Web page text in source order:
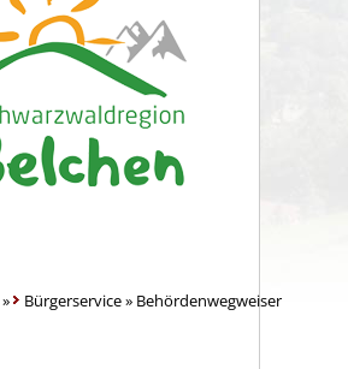
» Bürgerservice» Behördenwegweiser